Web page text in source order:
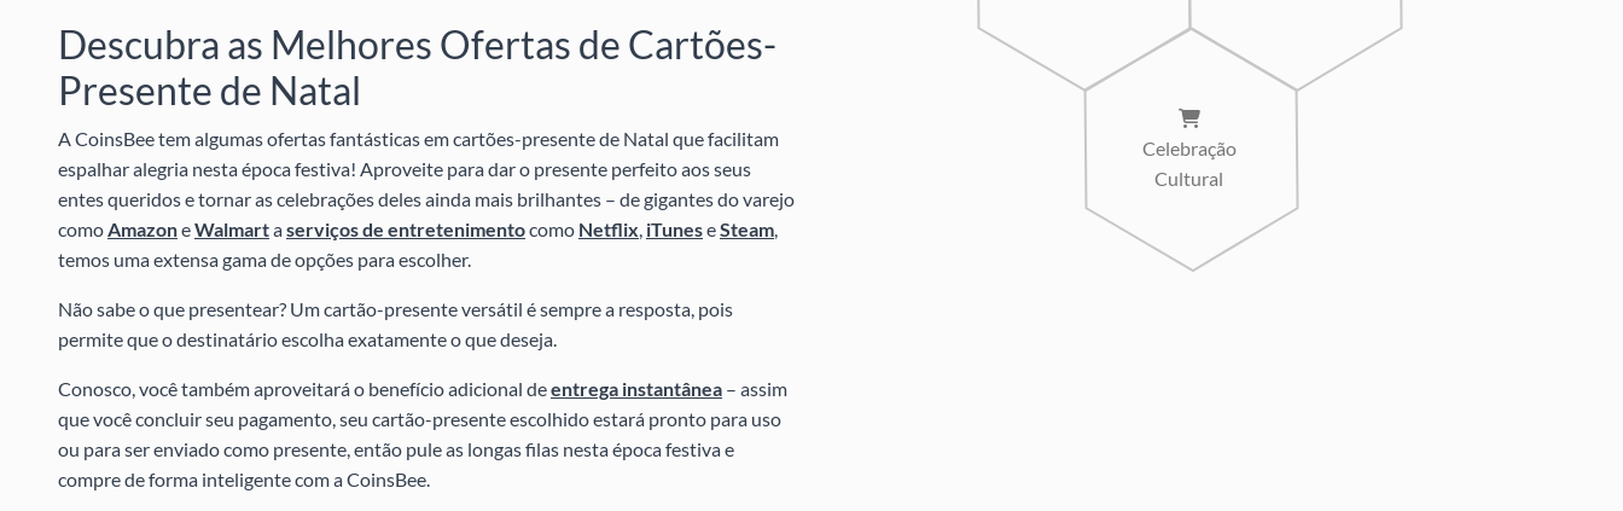
Descubra as Melhores Ofertas de Cartões-
Presente de Natal
A CoinsBee tem algumas ofertas fantásticas em cartões-presente de Natal que facilitam
espalhar alegria nesta época festiva! Aproveite para dar o presente perfeito aos seus
entes queridos e tornar as celebrações deles ainda mais brilhantes – de gigantes do varejo
comoAmazoneWalmartaserviços de entretenimentocomo Netflix, iTuneseSteam,
temos uma extensa gama de opções para escolher.
Não sabe o que presentear? Um cartão-presente versátil é sempre a resposta, pois
permite que o destinatário escolha exatamente o que deseja.
Conosco, você também aproveitará o benefício adicional deentrega instantânea – assim
que você concluir seu pagamento, seu cartão-presente escolhido estará pronto para uso
ou para ser enviado como presente, então pule as longas filas nesta época festiva e
compre de forma inteligente com a CoinsBee.
Celebração
Cultural